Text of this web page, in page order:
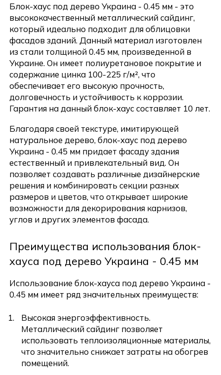
Блок-хаус под дерево Украина - 0.45 мм - это
высококачественный металлический сайдинг,
который идеально подходит для облицовки
фасадов зданий. Данный материал изготовлен
из стали толщиной 0.45 мм, произведенной в
Украине. Он имеет полиуретановое покрытие и
содержание цинка 100-225 г/м², что
обеспечивает его высокую прочность,
долговечность и устойчивость к коррозии.
Гарантия на данный блок-хаус составляет 10 лет.
Благодаря своей текстуре, имитирующей
натуральное дерево, блок-хаус под дерево
Украина - 0.45 мм придает фасаду здания
естественный и привлекательный вид. Он
позволяет создавать различные дизайнерские
решения и комбинировать секции разных
размеров и цветов, что открывает широкие
возможности для декорирования карнизов,
углов и других элементов фасада.
Преимущества использования блок-
хауса под дерево Украина - 0.45 мм
Использование блок-хауса под дерево Украина -
0.45 мм имеет ряд значительных преимуществ:
Высокая энергоэффективность.
Металлический сайдинг позволяет
использовать теплоизоляционные материалы,
что значительно снижает затраты на обогрев
помещений.